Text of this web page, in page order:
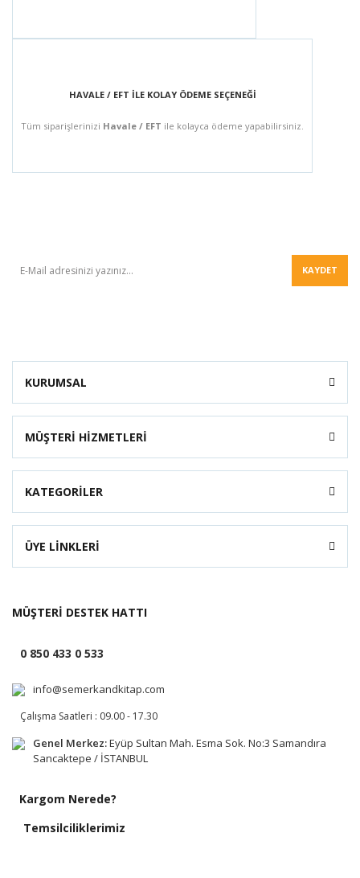
HAVALE / EFT İLE KOLAY ÖDEME SEÇENEĞİ
Tüm siparişlerinizi Havale / EFT ile kolayca ödeme yapabilirsiniz.
KAYDET
KURUMSAL
MÜŞTERİ HİZMETLERİ
KATEGORİLER
ÜYE LİNKLERİ
MÜŞTERİ DESTEK HATTI
0 850 433 0 533
info@semerkandkitap.com
Çalışma Saatleri : 09.00 - 17.30
Genel Merkez:Eyüp Sultan Mah. Esma Sok. No:3 Samandıra
Sancaktepe / İSTANBUL
Kargom Nerede?
Temsilciliklerimiz